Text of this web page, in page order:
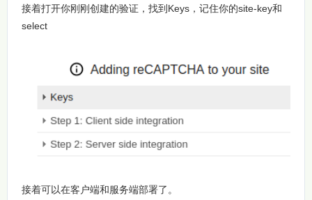
接着打开你刚刚创建的验证，找到Keys，记住你的site-key和
select
接着可以在客户端和服务端部署了。